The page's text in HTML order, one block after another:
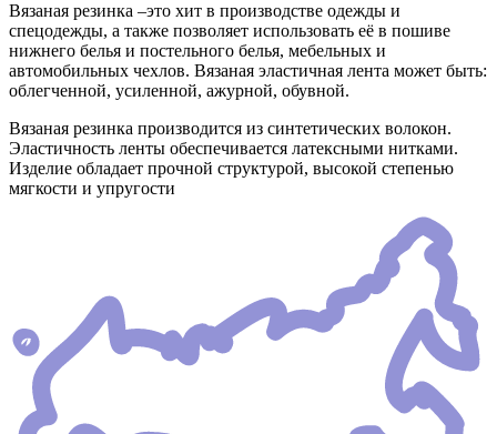
Вязаная резинка –это хит в производстве одежды и
спецодежды, а также позволяет использовать её в пошиве
нижнего белья и постельного белья, мебельных и
автомобильных чехлов. Вязаная эластичная лента может быть:
облегченной, усиленной, ажурной, обувной.
Вязаная резинка производится из синтетических волокон.
Эластичность ленты обеспечивается латексными нитками.
Изделие обладает прочной структурой, высокой степенью
мягкости и упругости